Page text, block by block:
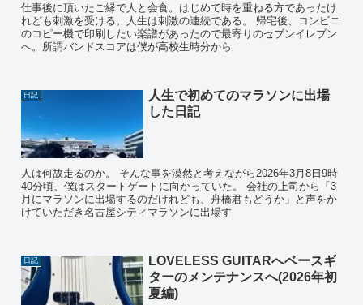
仕事後に頂いたご縁で人と会食。はじめて時を重ねる方であったけ
れども刺激を受ける。人生は刺激の連続である。 帰宅後、コンビニ
のコピー機で印刷したい楽譜があったので最寄りのセブンイレブン
へ。所謂バンドスコアは僕が高校生時分から
日記
人生で初めてのマラソンに出場
した日記
人は何故走るのか。 そんな事を漠然と考えながら2026年3月8日9時
40分頃、僕はスタートゲートに向かっていた。 会社の上司から「3
月にマラソンに出場するのだけれども、舟橋君もどうか」と声をか
けていただき名古屋シティマラソンに出場す
日記
LOVELESS GUITARへベースギ
ターのメンテナンスへ(2026年初
夏編)